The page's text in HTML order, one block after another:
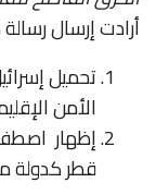
أرادت إرسال
تحميل
الأمن
إظهار
قطر كدولة